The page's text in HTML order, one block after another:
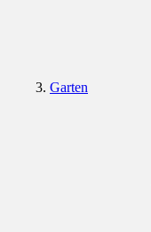
Garten